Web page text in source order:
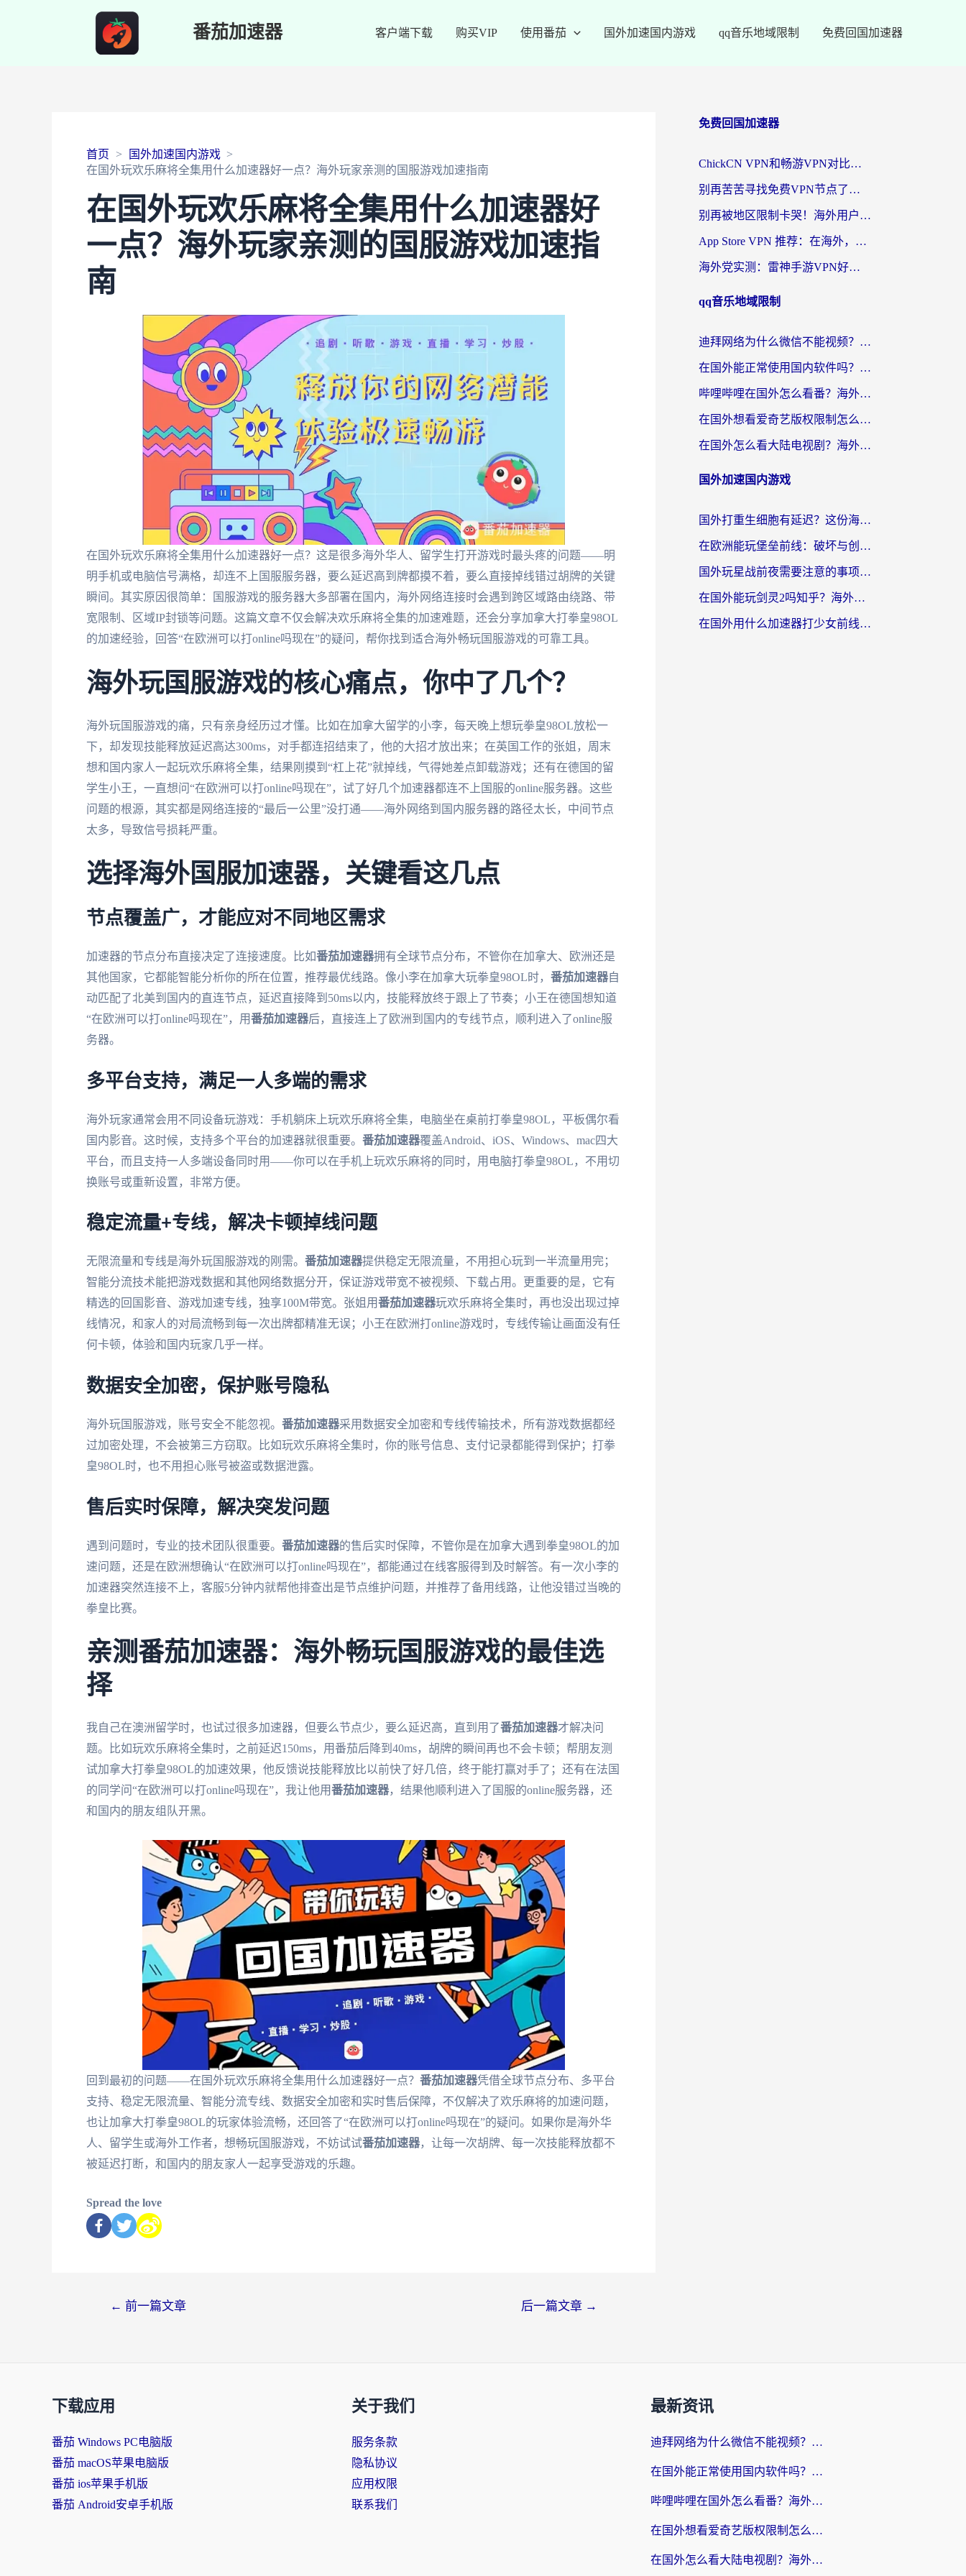
番茄加速器 客户端下载 购买VIP 使用番茄 国外加速国内游戏 qq音乐地域限制 免费回国加速器
首页
国外加速国内游戏
在国外玩欢乐麻将全集用什么加速器好一点？海外玩家亲测的国服游戏加速指南
在国外玩欢乐麻将全集用什么加速器好
一点？海外玩家亲测的国服游戏加速指
南
在国外玩欢乐麻将全集用什么加速器好一点？这是很多海外华人、留学生打开游戏时最头疼的问题——明
明手机或电脑信号满格，却连不上国服服务器，要么延迟高到牌都摸不着，要么直接掉线错过胡牌的关键
瞬间。其实原因很简单：国服游戏的服务器大多部署在国内，海外网络连接时会遇到跨区域路由绕路、带
宽限制、区域IP封锁等问题。这篇文章不仅会解决欢乐麻将全集的加速难题，还会分享加拿大打拳皇98OL
的加速经验，回答“在欧洲可以打online吗现在”的疑问，帮你找到适合海外畅玩国服游戏的可靠工具。
海外玩国服游戏的核心痛点，你中了几个？
海外玩国服游戏的痛，只有亲身经历过才懂。比如在加拿大留学的小李，每天晚上想玩拳皇98OL放松一
下，却发现技能释放延迟高达300ms，对手都连招结束了，他的大招才放出来；在英国工作的张姐，周末
想和国内家人一起玩欢乐麻将全集，结果刚摸到“杠上花”就掉线，气得她差点卸载游戏；还有在德国的留
学生小王，一直想问“在欧洲可以打online吗现在”，试了好几个加速器都连不上国服的online服务器。这些
问题的根源，其实都是网络连接的“最后一公里”没打通——海外网络到国内服务器的路径太长，中间节点
太多，导致信号损耗严重。
选择海外国服加速器，关键看这几点
节点覆盖广，才能应对不同地区需求
加速器的节点分布直接决定了连接速度。比如番茄加速器拥有全球节点分布，不管你在加拿大、欧洲还是
其他国家，它都能智能分析你的所在位置，推荐最优线路。像小李在加拿大玩拳皇98OL时， 番茄加速器自
动匹配了北美到国内的直连节点，延迟直接降到50ms以内，技能释放终于跟上了节奏；小王在德国想知道
“在欧洲可以打online吗现在”，用番茄加速器后，直接连上了欧洲到国内的专线节点，顺利进入了online服
务器。
多平台支持，满足一人多端的需求
海外玩家通常会用不同设备玩游戏：手机躺床上玩欢乐麻将全集，电脑坐在桌前打拳皇98OL，平板偶尔看
国内影音。这时候，支持多个平台的加速器就很重要。 番茄加速器覆盖Android、iOS、Windows、mac四大
平台，而且支持一人多端设备同时用——你可以在手机上玩欢乐麻将的同时，用电脑打拳皇98OL，不用切
换账号或重新设置，非常方便。
稳定流量+专线，解决卡顿掉线问题
无限流量和专线是海外玩国服游戏的刚需。 番茄加速器提供稳定无限流量，不用担心玩到一半流量用完；
智能分流技术能把游戏数据和其他网络数据分开，保证游戏带宽不被视频、下载占用。更重要的是，它有
精选的回国影音、游戏加速专线，独享100M带宽。张姐用番茄加速器玩欢乐麻将全集时，再也没出现过掉
线情况，和家人的对局流畅到每一次出牌都精准无误；小王在欧洲打online游戏时，专线传输让画面没有任
何卡顿，体验和国内玩家几乎一样。
数据安全加密，保护账号隐私
海外玩国服游戏，账号安全不能忽视。 番茄加速器采用数据安全加密和专线传输技术，所有游戏数据都经
过加密处理，不会被第三方窃取。比如玩欢乐麻将全集时，你的账号信息、支付记录都能得到保护；打拳
皇98OL时，也不用担心账号被盗或数据泄露。
售后实时保障，解决突发问题
遇到问题时，专业的技术团队很重要。 番茄加速器的售后实时保障，不管你是在加拿大遇到拳皇98OL的加
速问题，还是在欧洲想确认“在欧洲可以打online吗现在”，都能通过在线客服得到及时解答。有一次小李的
加速器突然连接不上，客服5分钟内就帮他排查出是节点维护问题，并推荐了备用线路，让他没错过当晚的
拳皇比赛。
亲测番茄加速器：海外畅玩国服游戏的最佳选
择
我自己在澳洲留学时，也试过很多加速器，但要么节点少，要么延迟高，直到用了番茄加速器才解决问
题。比如玩欢乐麻将全集时，之前延迟150ms，用番茄后降到40ms，胡牌的瞬间再也不会卡顿；帮朋友测
试加拿大打拳皇98OL的加速效果，他反馈说技能释放比以前快了好几倍，终于能打赢对手了；还有在法国
的同学问“在欧洲可以打online吗现在”，我让他用番茄加速器，结果他顺利进入了国服的online服务器，还
和国内的朋友组队开黑。
回到最初的问题——在国外玩欢乐麻将全集用什么加速器好一点？ 番茄加速器凭借全球节点分布、多平台
支持、稳定无限流量、智能分流专线、数据安全加密和实时售后保障，不仅解决了欢乐麻将的加速问题，
也让加拿大打拳皇98OL的玩家体验流畅，还回答了“在欧洲可以打online吗现在”的疑问。如果你是海外华
人、留学生或海外工作者，想畅玩国服游戏，不妨试试番茄加速器，让每一次胡牌、每一次技能释放都不
被延迟打断，和国内的朋友家人一起享受游戏的乐趣。
Spread the love
← 前一篇文章 后一篇文章 →
免费回国加速器
ChickCN VPN和畅游VPN对比哪个回国效果更好？海外党必看的回国加速器选择指南
别再苦苦寻找免费VPN节点了，这才是海外访问国内资源的正确姿势
别再被地区限制卡哭！海外用户vpn中国下载全攻略，无缝刷剧办公社交
App Store VPN 推荐：在海外，如何找回那扇回家的“任意门”？
海外党实测：雷神手游VPN好用吗？和闪电VPN对比哪个回国效果更好？附小众工具深度测评
qq音乐地域限制
迪拜网络为什么微信不能视频？海外党必看的回国加速全攻略
在国外能正常使用国内软件吗？海外党亲测有效的无缝访问指南
哔哩哔哩在国外怎么看番？海外党追剧看片的终极解决方案
在国外想看爱奇艺版权限制怎么办？海外华人必看的追剧自由指南
在国外怎么看大陆电视剧？海外党亲测有效的解决方案
国外加速国内游戏
国外打重生细胞有延迟？这份海外畅玩国服游戏加速器终极指南请收好
在欧洲能玩堡垒前线：破坏与创造吗？海外党国服游戏不卡顿的秘密
国外玩星战前夜需要注意的事项：一份来自老玩家的网络生存指南
在国外能玩剑灵2吗知乎？海外党亲测有效的国服游戏加速指南
在国外用什么加速器打少女前线：云图计划不卡？一个老玩家的掏心分享
下载应用
番茄 Windows PC电脑版
番茄 macOS苹果电脑版
番茄 ios苹果手机版
番茄 Android安卓手机版
关于我们
服务条款
隐私协议
应用权限
联系我们
最新资讯
迪拜网络为什么微信不能视频？海外党必看的回国加速全攻略
在国外能正常使用国内软件吗？海外党亲测有效的无缝访问指南
哔哩哔哩在国外怎么看番？海外党追剧看片的终极解决方案
在国外想看爱奇艺版权限制怎么办？海外华人必看的追剧自由指南
在国外怎么看大陆电视剧？海外党亲测有效的解决方案